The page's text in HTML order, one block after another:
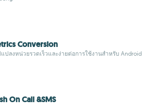
Conversion
ปลงหน่วยรวดเร็วและง่ายต่อการใช้งานสำหรับ Android
On Call &SMS